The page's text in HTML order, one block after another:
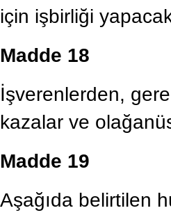
için işbirliği
Madde 18
İşverenlerden,
kazalar ve
Madde 19
Aşağıda belirtilen